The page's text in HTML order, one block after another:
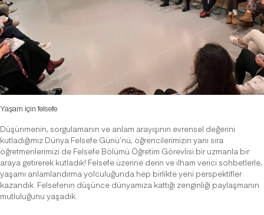
Yaşam için felsefe
Düşünmenin, sorgulamanın ve anlam arayışının evrensel değerini
kutladığımız Dünya Felsefe Günü’nü, öğrencilerimizin yanı sıra
öğretmenlerimizi de Felsefe Bölümü Öğretim Görevlisi bir uzmanla bir
araya getirerek kutladık! Felsefe üzerine derin ve ilham verici sohbetlerle,
yaşamı anlamlandırma yolculuğunda hep birlikte yeni perspektifler
kazandık. Felsefenin düşünce dünyamıza kattığı zenginliği paylaşmanın
mutluluğunu yaşadık.